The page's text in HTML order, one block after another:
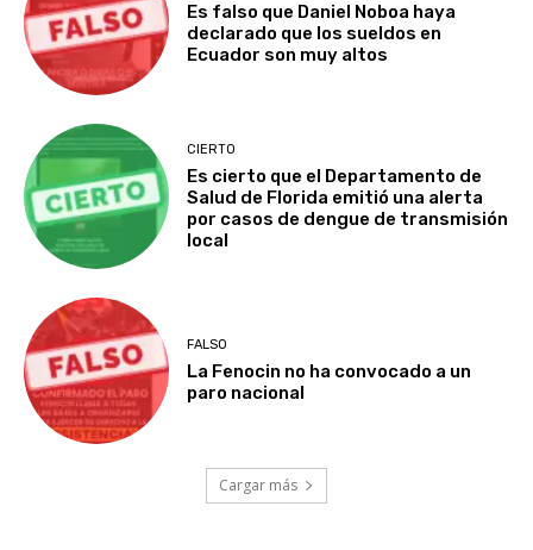
Es falso que Daniel Noboa haya
declarado que los sueldos en
Ecuador son muy altos
CIERTO
Es cierto que el Departamento de
Salud de Florida emitió una alerta
por casos de dengue de transmisión
local
FALSO
La Fenocin no ha convocado a un
paro nacional
Cargar más